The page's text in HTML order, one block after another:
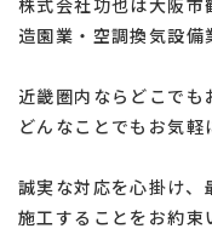
造園業・空調換気設備
近畿圏内ならどこでも
どんなことでもお気軽
誠実な対応を心掛け、
施工することをお約束